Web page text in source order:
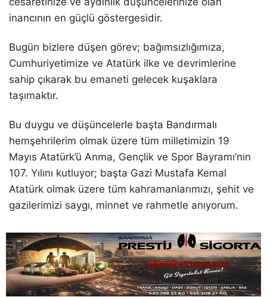
inancının en güçlü göstergesidir.
Bugün bizlere düşen görev; bağımsızlığımıza,
Cumhuriyetimize ve Atatürk ilke ve devrimlerine
sahip çıkarak bu emaneti gelecek kuşaklara
taşımaktır.
Bu duygu ve düşüncelerle başta Bandırmalı
hemşehrilerim olmak üzere tüm milletimizin 19
Mayıs Atatürk’ü Anma, Gençlik ve Spor Bayramı’nın
107. Yılını kutluyor; başta Gazi Mustafa Kemal
Atatürk olmak üzere tüm kahramanlarımızı, şehit ve
gazilerimizi saygı, minnet ve rahmetle anıyorum.